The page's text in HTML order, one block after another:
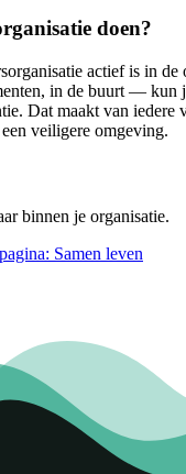
doen?
actief is in de
in de buurt — kun
Dat maakt van iedere
veiligere omgeving.
binnen je organisatie.
Samen leven